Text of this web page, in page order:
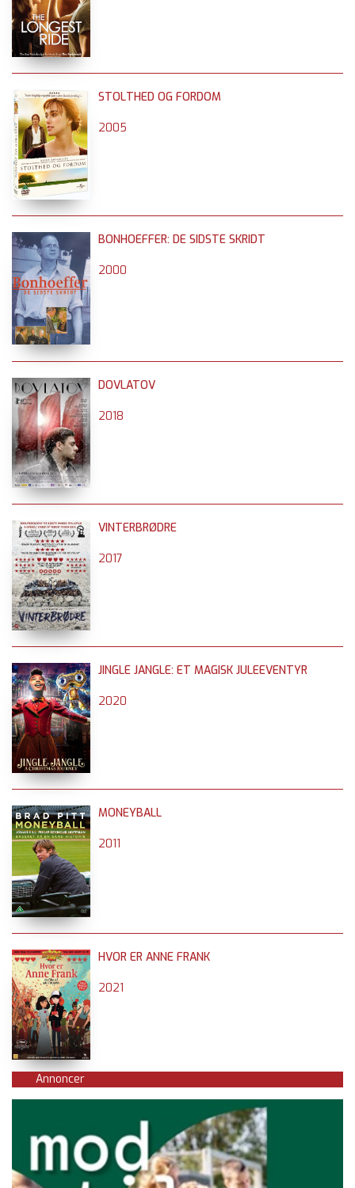
STOLTHED OG FORDOM
2005
BONHOEFFER: DE SIDSTE SKRIDT
2000
DOVLATOV
2018
VINTERBRØDRE
2017
JINGLE JANGLE: ET MAGISK JULEEVENTYR
2020
MONEYBALL
2011
HVOR ER ANNE FRANK
2021
Annoncer